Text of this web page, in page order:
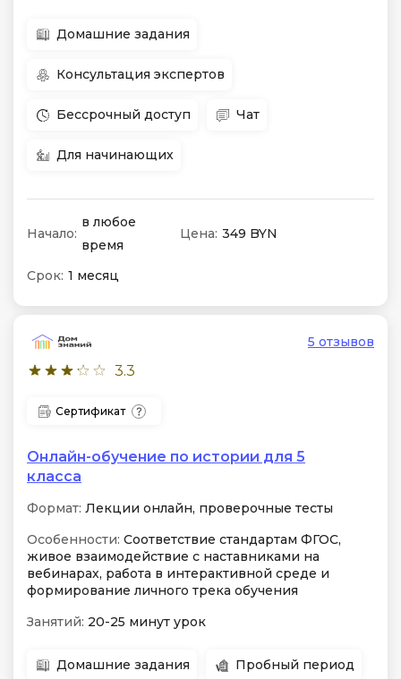
Домашние задания
Консультация экспертов
Бессрочный доступ Чат
Для начинающих
Начало:
в любое
время
Цена: 349 BYN
Срок: 1 месяц
3.3
5 отзывов
Сертификат
Онлайн-обучение по истории для 5
класса
Формат: Лекции онлайн, проверочные тесты
Особенности: Соответствие стандартам ФГОС,
живое взаимодействие с наставниками на
вебинарах, работа в интерактивной среде и
формирование личного трека обучения
Занятий: 20-25 минут урок
Домашние задания Пробный период